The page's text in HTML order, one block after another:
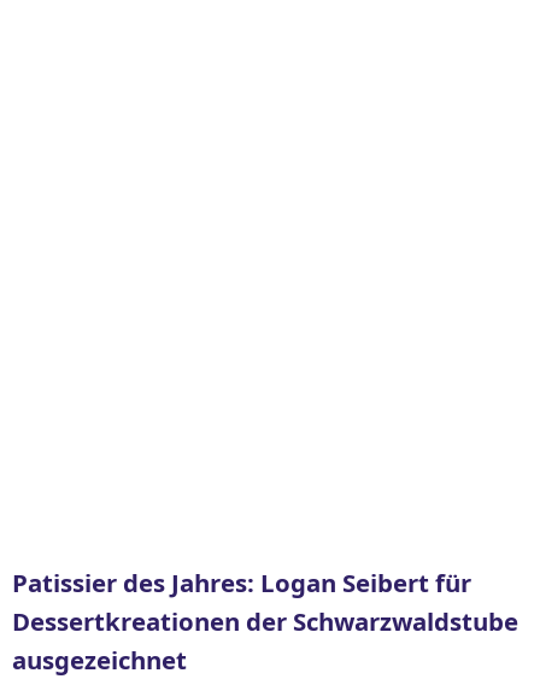
Patissier des Jahres: Logan Seibert für
Dessertkreationen der Schwarzwaldstube
ausgezeichnet